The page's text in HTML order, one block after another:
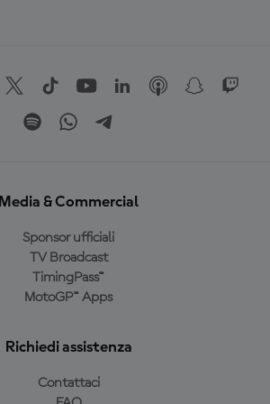
Media & Commercial
Sponsor ufficiali
TV Broadcast
TimingPass™
MotoGP™ Apps
Richiedi assistenza
Contattaci